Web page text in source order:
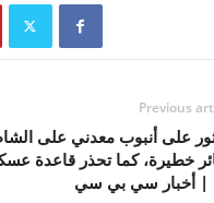
Previous
على أنبوب معدني على
خطيرة، كما تحذر قاعدة